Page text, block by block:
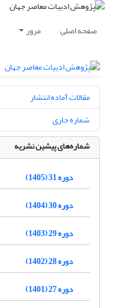
صفحه اصلی مرور
مقالات آماده انتشار
شماره جاری
شماره‌های پیشین نشریه
دوره 31 (1405)
دوره 30 (1404)
دوره 29 (1403)
دوره 28 (1402)
دوره 27 (1401)